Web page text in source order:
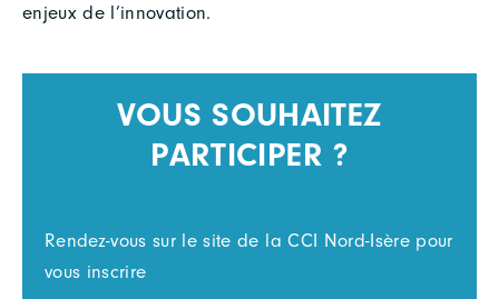
enjeux de l’innovation.
VOUS SOUHAITEZ
PARTICIPER ?
Rendez-vous sur le site de la CCI Nord-Isère pour
vous inscrire